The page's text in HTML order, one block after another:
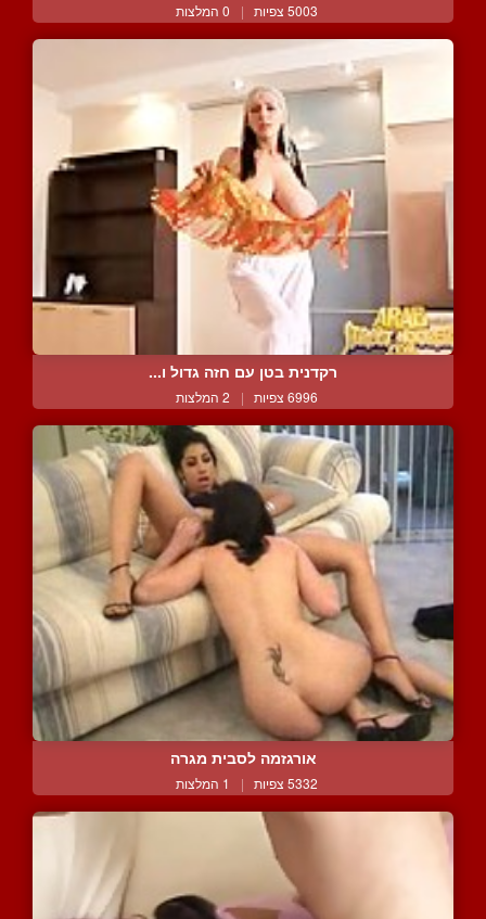
5003 צפיות | 0 המלצות
רקדנית בטן עם חזה גדול ו...
6996 צפיות | 2 המלצות
אורגזמה לסבית מגרה
5332 צפיות | 1 המלצות